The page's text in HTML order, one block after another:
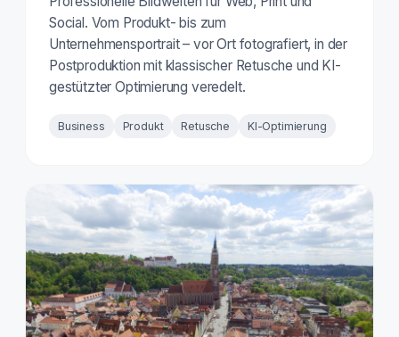
Social. Vom Produkt- bis zum
Unternehmensportrait – vor Ort fotografiert, in der
Postproduktion mit klassischer Retusche und KI-
gestützter Optimierung veredelt.
Business Produkt Retusche KI-Optimierung